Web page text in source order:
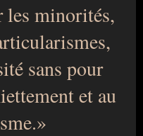
les minorités,
sans pour
et au